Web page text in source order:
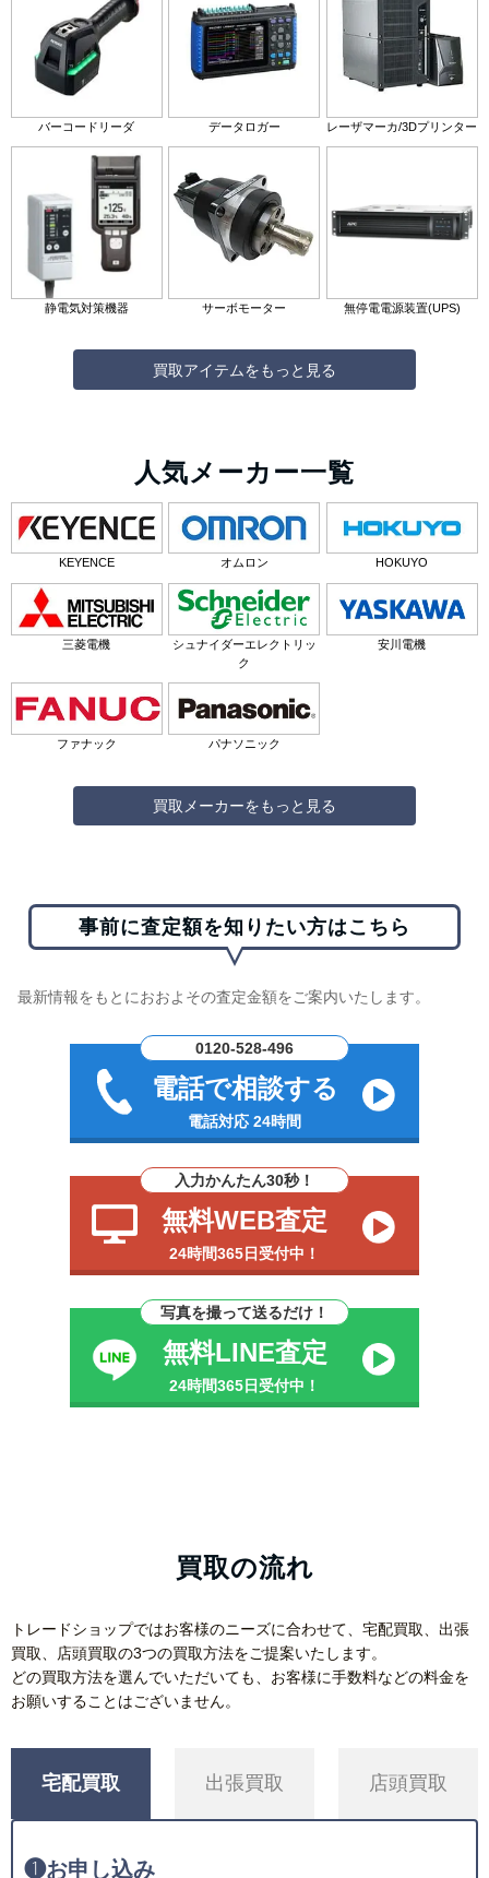
バーコードリーダ データロガー レーザマーカ/3Dプリンター
静電気対策機器 サーボモーター 無停電電源装置(UPS)
買取アイテムをもっと見る
人気メーカー一覧
KEYENCE オムロン HOKUYO
三菱電機
シュナイダーエレクトリッ
ク
安川電機
ファナック パナソニック
買取メーカーをもっと見る
事前に査定額を知りたい方はこちら
最新情報をもとにおおよその査定金額をご案内いたします。
0120-528-496
電話で相談する
電話対応 24時間
入力かんたん30秒！
無料WEB査定
24時間365日受付中！
写真を撮って送るだけ！
無料LINE査定
24時間365日受付中！
買取の流れ
トレードショップではお客様のニーズに合わせて、宅配買取、出張
買取、店頭買取の3つの買取方法をご提案いたします。
どの買取方法を選んでいただいても、お客様に手数料などの料金を
お願いすることはございません。
宅配買取 出張買取 店頭買取
❶お申し込み